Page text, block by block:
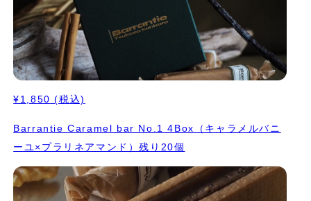
¥1,850 (税込)
Barrantie Caramel bar No.1 4Box（キャラメルバニ
ーユ×プラリネアマンド）残り20個